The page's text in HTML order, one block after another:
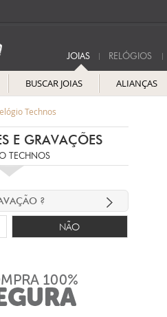
JOIAS RELÓGIOS
BUSCAR JOIAS ALIANÇAS
Technos
E GRAVAÇÕES
TECHNOS
?
NÃO